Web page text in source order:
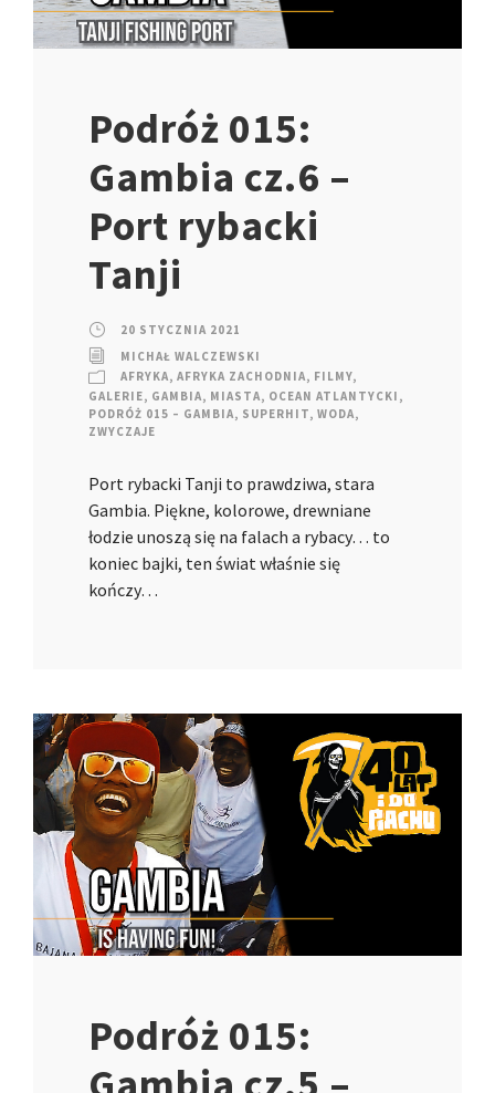
Podróż 015:
Gambia cz.6 –
Port rybacki
Tanji
20 STYCZNIA 2021
MICHAŁ WALCZEWSKI
AFRYKA, AFRYKA ZACHODNIA, FILMY,
GALERIE, GAMBIA, MIASTA, OCEAN ATLANTYCKI ,
PODRÓŻ 015 – GAMBIA, SUPERHIT, WODA,
ZWYCZAJE
Port rybacki Tanji to prawdziwa, stara
Gambia. Piękne, kolorowe, drewniane
łodzie unoszą się na falach a rybacy… to
koniec bajki, ten świat właśnie się
kończy…
Podróż 015: